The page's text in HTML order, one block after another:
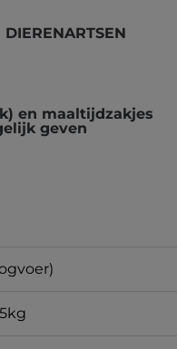
en maaltijdzakjes
geven